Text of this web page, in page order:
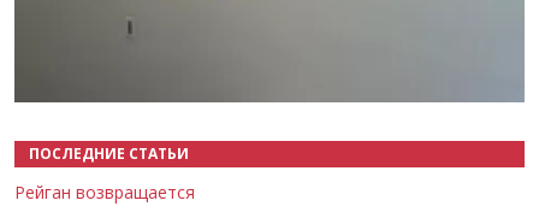
ПОСЛЕДНИЕ СТАТЬИ
Рейган возвращается